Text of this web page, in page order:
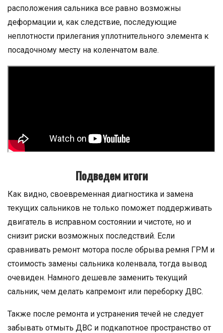
расположения сальника все равно возможны
деформации и, как следствие, последующие
неплотности прилегания уплотнительного элемента к
посадочному месту на коленчатом вале.
Подведем итоги
Как видно, своевременная диагностика и замена
текущих сальников не только поможет поддерживать
двигатель в исправном состоянии и чистоте, но и
снизит риски возможных последствий. Если
сравнивать ремонт мотора после обрыва ремня ГРМ и
стоимость замены сальника коленвала, тогда вывод
очевиден. Намного дешевле заменить текущий
сальник, чем делать капремонт или переборку ДВС.
Также после ремонта и устранения течей не следует
забывать отмыть ДВС и подкапотное пространство от